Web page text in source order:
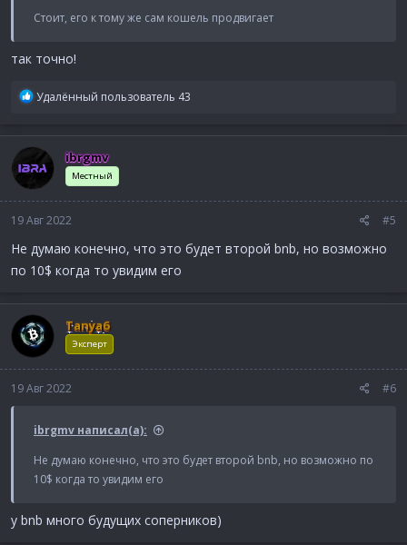
Стоит, его к тому же сам кошель продвигает
так точно!
Р
к
ц
и
и
Удалённый пользователь 43
ibrgmv
Местный
19 Авг 2022 #5
Не думаю конечно, что это будет второй bnb, но возможно
по 10$ когда то увидим его
Tanya6
Эксперт
19 Авг 2022 #6
ibrgmv написал(а):
Не думаю конечно, что это будет второй bnb, но возможно по
10$ когда то увидим его
у bnb много будущих соперников)